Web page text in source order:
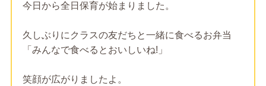
今日から全日保育が始まりました。
久しぶりにクラスの友だちと一緒に食べるお弁当
「みんなで食べるとおいしいね!」
笑顔が広がりましたよ。